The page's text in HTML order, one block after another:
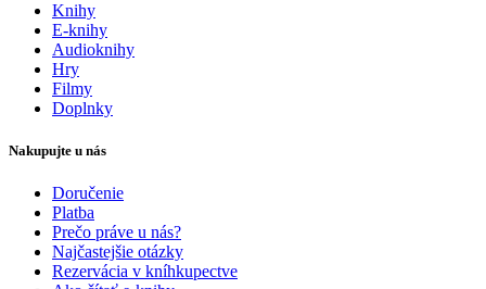
Knihy
E-knihy
Audioknihy
Hry
Filmy
Doplnky
Nakupujte u nás
Doručenie
Platba
Prečo práve u nás?
Najčastejšie otázky
Rezervácia v kníhkupectve